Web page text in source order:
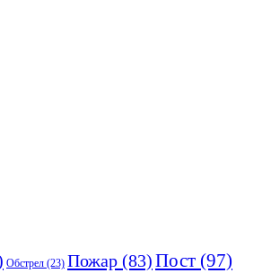
Обстрел (23) Пожар (83)Пост (97)